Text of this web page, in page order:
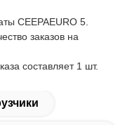
CEEPAEURO 5.
заказов на
составляет 1 шт.